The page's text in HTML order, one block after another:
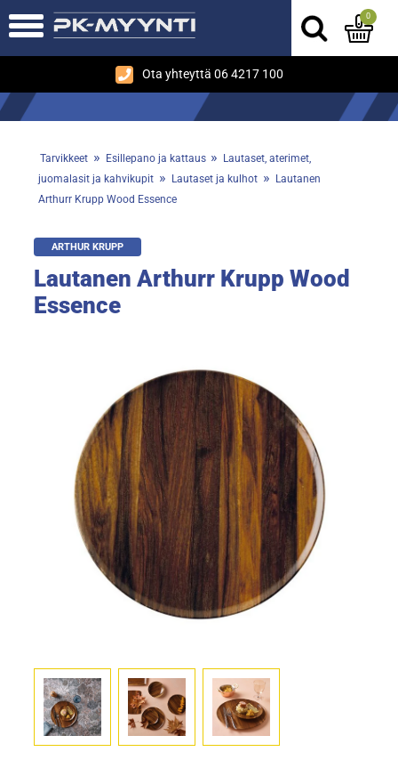
Ota yhteyttä 06 4217 100
0
Tarvikkeet » Esillepano ja kattaus »
Lautaset, aterimet,
juomalasit ja kahvikupit » Lautaset ja kulhot »
Lautanen
Arthurr Krupp Wood Essence
ARTHUR KRUPP
Lautanen Arthurr Krupp Wood
Essence